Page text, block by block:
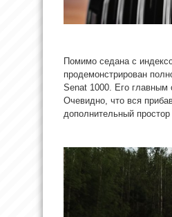
Помимо седана с
продемонстрирован
Senat 1000. Его главным
Очевидно, что вся
дополнительный